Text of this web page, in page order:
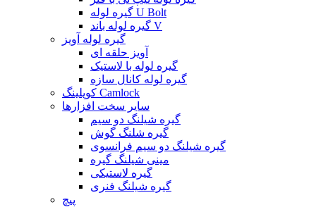
گیره لوله U Bolt
گیره لوله باند V
گیره لوله آویز
آویز حلقه ای
گیره لوله با لاستیک
گیره لوله کانال سازه
کوپلینگ Camlock
سایر سخت افزارها
گیره شیلنگ دو سیم
گیره شلنگ گوش
گیره شیلنگ دو سیم فرانسوی
مینی شیلنگ گیره
گیره لاستیکی
گیره شیلنگ فنری
پیچ